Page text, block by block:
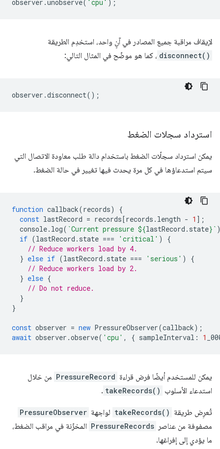
observer .unobserve( 'cpu' );
لإيقاف مراقبة جميع المصادر في آنٍ واحد، استخدِم الطريقة
disconnect() ، كما هو موضّح في المثال التالي:
observer .disconnect();
استرداد سجلات الضغط
يمكن استرداد سجلّات الضغط باستخدام دالة طلب معاودة الاتصال التي
سيتم استدعاؤها في كل مرة يحدث فيها تغيير في حالة الضغط.
function callback(records)
{
const lastRecord = records[records . length - 1 ];
console. log( `Current pressure ${lastRecord . state} `
if (lastRecord . state === 'critical' )
{
// Reduce workers load by 4.
} else if (lastRecord . state === 'serious' )
{
// Reduce workers load by 2.
} else {
// Do not reduce.
}
}
const observer = new PressureObserver(callback);
await observer .observe( 'cpu' , { sampleInterval : 1
يمكن للمستخدم أيضًا فرض قراءة PressureRecord من خلال
استدعاء الأسلوب takeRecords()
.
تُعرِض طريقة takeRecords() لواجهة PressureObserver
مصفوفة من عناصر PressureRecords المخزّنة في مراقب الضغط،
ما يؤدي إلى إفراغها.